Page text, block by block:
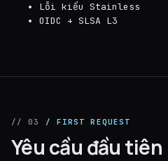
Lỗi kiểu Stainless
OIDC + SLSA L3
// 03 / FIRST REQUEST
Yêu cầu đầu tiên